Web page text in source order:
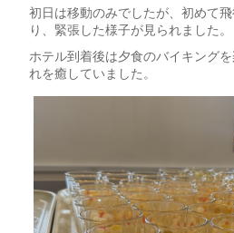
初日は移動のみでしたが、初めて
り、緊張した様子が見られました。
ホテル到着後は夕食のバイキング
れを癒していました。